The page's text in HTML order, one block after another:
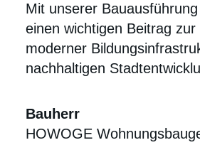
Mit unserer
einen wichtigen Beitrag zur
moderner
nachhaltigen
Bauherr
HOWOGE